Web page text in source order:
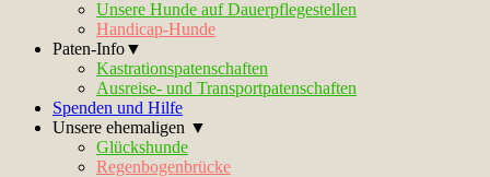
Unsere Hunde auf Dauerpflegestellen
Handicap-Hunde
Paten-Info▼
Kastrationspatenschaften
Ausreise- und Transportpatenschaften
Spenden und Hilfe
Unsere ehemaligen ▼
Glückshunde
Regenbogenbrücke